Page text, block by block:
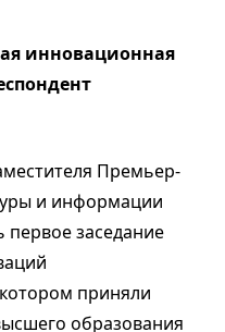
инновационная
Премьер-
и информации
первое заседание
приняли
образования